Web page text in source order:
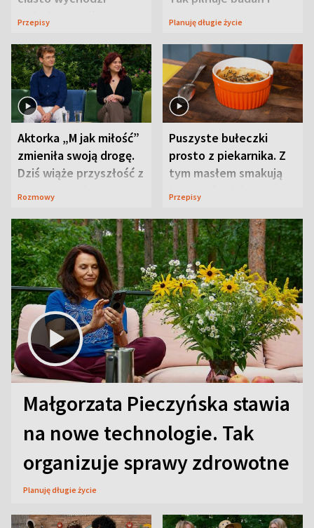
wyjątkowo wilgotne
Przepisy
wizyt
Planuję długie życie
Aktorka „M jak miłość”
zmieniła swoją drogę.
Dziś wiąże przyszłość z
neurobiologią
Rozmowy
Puszyste bułeczki
prosto z piekarnika. Z
tym masłem smakują
jeszcze lepiej
Przepisy
Małgorzata Pieczyńska stawia
na nowe technologie. Tak
organizuje sprawy zdrowotne
Planuję długie życie